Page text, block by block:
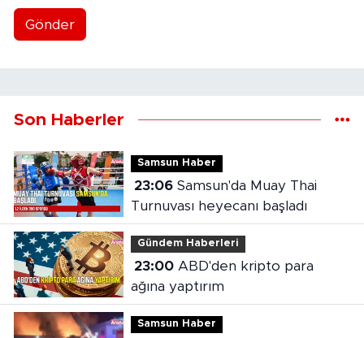
Gönder
Son Haberler
Samsun Haber
23:06Samsun'da Muay Thai
Turnuvası heyecanı başladı
Gündem Haberleri
23:00ABD'den kripto para
ağına yaptırım
Samsun Haber